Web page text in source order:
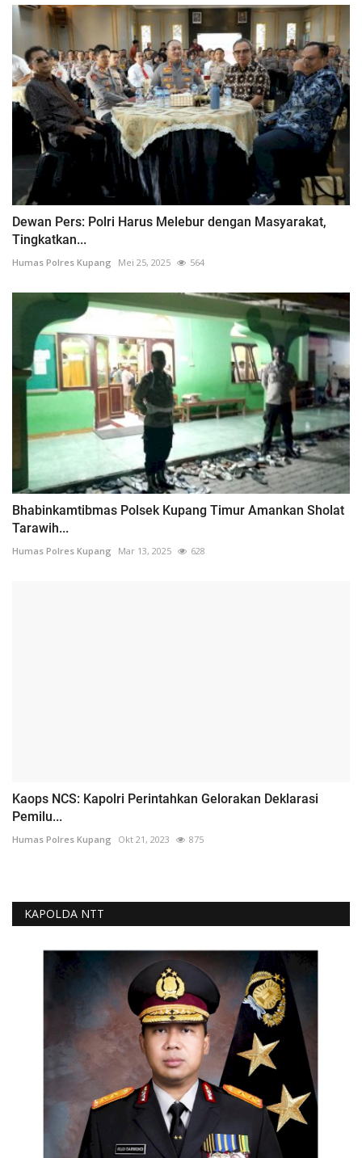
Dewan Pers: Polri Harus Melebur dengan Masyarakat,
Tingkatkan...
Humas Polres Kupang Mei 25, 2025 564
Bhabinkamtibmas Polsek Kupang Timur Amankan Sholat
Tarawih...
Humas Polres Kupang Mar 13, 2025 628
Kaops NCS: Kapolri Perintahkan Gelorakan Deklarasi
Pemilu...
Humas Polres Kupang Okt 21, 2023 875
KAPOLDA NTT